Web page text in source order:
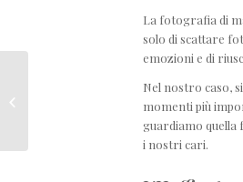
La fotografia di
solo di scattare
emozioni e di
Nel nostro caso,
momenti più
guardiamo quella
i nostri cari.
Eccellenza del Wedding